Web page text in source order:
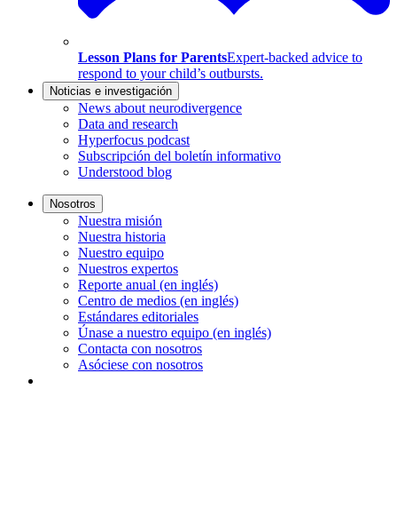
Lesson Plans for ParentsExpert-backed advice to
respond to your child’s outbursts.
Noticias e investigación
News about neurodivergence
Data and research
Hyperfocus podcast
Subscripción del boletín informativo
Understood blog
Nosotros
Nuestra misión
Nuestra historia
Nuestro equipo
Nuestros expertos
Reporte anual (en inglés)
Centro de medios (en inglés)
Estándares editoriales
Únase a nuestro equipo (en inglés)
Contacta con nosotros
Asóciese con nosotros